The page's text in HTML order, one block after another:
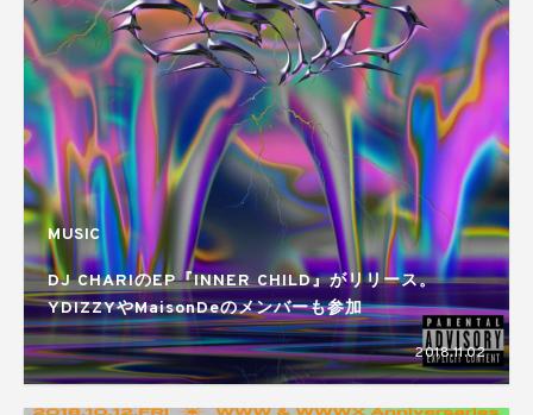
MUSIC
DJ CHARIのEP『INNER CHILD』がリリース。
YDIZZYやMaisonDeのメンバーも参加
2018.11.02